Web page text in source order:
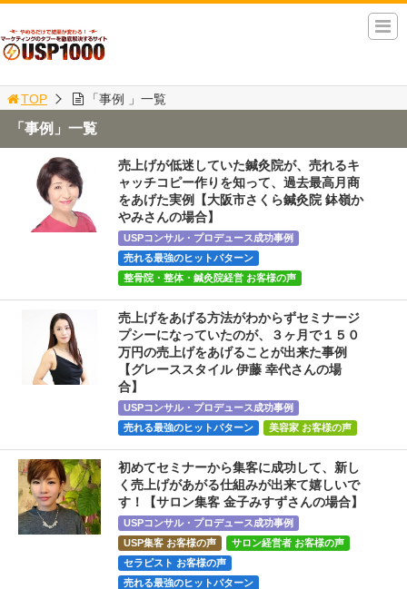
TOP 「事例 」一覧
「事例」一覧
売上げが低迷していた鍼灸院が、売れるキ
ャッチコピー作りを知って、過去最高月商
をあげた実例【大阪市さくら鍼灸院 鉢嶺か
やみさんの場合】
USPコンサル・プロデュース成功事例
売れる最強のヒットパターン
整骨院・整体・鍼灸院経営 お客様の声
売上げをあげる方法がわからずセミナージ
プシーになっていたのが、３ヶ月で１５０
万円の売上げをあげることが出来た事例
【グレーススタイル 伊藤 幸代さんの場
合】
USPコンサル・プロデュース成功事例
売れる最強のヒットパターン
美容家 お客様の声
初めてセミナーから集客に成功して、新し
く売上げがあがる仕組みが出来て嬉しいで
す！【サロン集客 金子みすずさんの場合】
USPコンサル・プロデュース成功事例
USP集客 お客様の声
サロン経営者 お客様の声
セラピスト お客様の声
売れる最強のヒットパターン